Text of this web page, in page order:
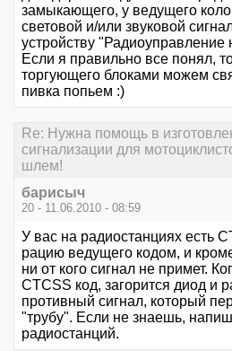
замыкающего, у ведущего
световой и/или звуковой
устройству "Радиоуправление
Если я правильно все понял,
торгующего блоками можем
пивка попьем :)
Re: Нужна помощь в
сигнализации для
шлем!
барисыч
20 - 11.06.2010 - 08:59
У вас на радиостанциях есть
рацию ведущего кодом, и
ни от кого сигнал не примет.
CTCSS код, загорится диод и
противный сигнал, который
"трубу". Если не знаешь,
радиостанций.